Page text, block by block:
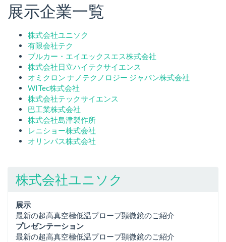
展示企業一覧
株式会社ユニソク
有限会社テク
ブルカー・エイエックスエス株式会社
株式会社日立ハイテクサイエンス
オミクロン ナノテクノロジー ジャパン株式会社
WITec株式会社
株式会社テックサイエンス
巴工業株式会社
株式会社島津製作所
レニショー株式会社
オリンパス株式会社
株式会社ユニソク
展示
最新の超高真空極低温プローブ顕微鏡のご紹介
プレゼンテーション
最新の超高真空極低温プローブ顕微鏡のご紹介